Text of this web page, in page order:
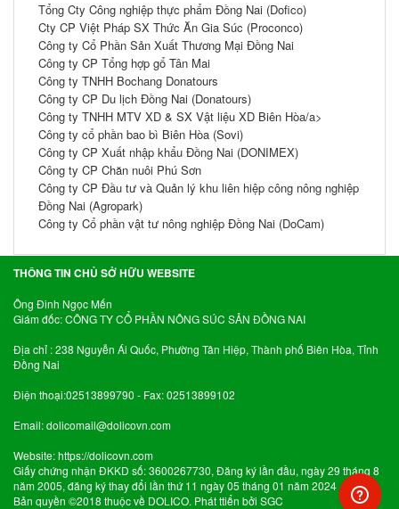
Tổng Cty Công nghiệp thực phẩm Đồng Nai (Dofico)
Cty CP Việt Pháp SX Thức Ăn Gia Súc (Proconco)
Công ty Cổ Phần Sản Xuất Thương Mại Đồng Nai
Công ty CP Tổng hợp gổ Tân Mai
Công ty TNHH Bochang Donatours
Công ty CP Du lịch Đồng Nai (Donatours)
Công ty TNHH MTV XD & SX Vật liệu XD Biên Hòa/a>
Công ty cổ phần bao bì Biên Hòa (Sovi)
Công ty CP Xuất nhập khẩu Đồng Nai (DONIMEX)
Công ty CP Chăn nuôi Phú Sơn
Công ty CP Đầu tư và Quản lý khu liên hiệp công nông nghiệp
Đồng Nai (Agropark)
Công ty Cổ phần vật tư nông nghiệp Đồng Nai (DoCam)
THÔNG TIN CHỦ SỞ HỮU WEBSITE
Ông Đinh Ngọc Mến
Giám đốc: CÔNG TY CỔ PHẦN NÔNG SÚC SẢN ĐỒNG NAI
Địa chỉ : 238 Nguyễn Ái Quốc, Phường Tân Hiệp, Thành phố Biên Hòa, Tỉnh
Đồng Nai
Điện thoại:02513899790 - Fax: 02513899102
Email:dolicomail@dolicovn.com
Website:https://dolicovn.com
Giấy chứng nhận ĐKKD số: 3600267730, Đăng ký lần đầu, ngày 29 tháng 8
năm 2005, đăng ký thay đổi lần thứ 11 ngày 05 tháng 01 năm 2024
Bản quyền ©2018 thuộc về DOLICO. Phát ttiển bởi SGC